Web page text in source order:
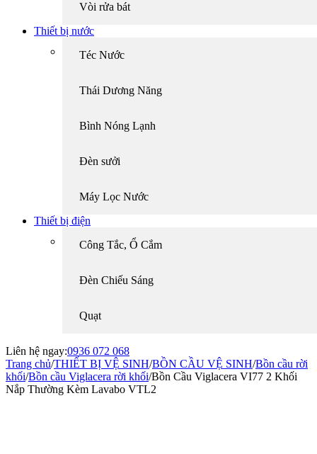
Vòi rửa bát
Thiết bị nước
Téc Nước
Thái Dương Năng
Bình Nóng Lạnh
Đèn sưởi
Máy Lọc Nước
Thiết bị điện
Công Tắc, Ổ Cắm
Đèn Chiếu Sáng
Quạt
Liên hệ ngay:0936 072 068
Trang chủ/THIẾT BỊ VỆ SINH/BỒN CẦU VỆ SINH/Bồn cầu rời
khối/Bồn cầu Viglacera rời khối/Bồn Cầu Viglacera VI77 2 Khối
Nắp Thường Kèm Lavabo VTL2